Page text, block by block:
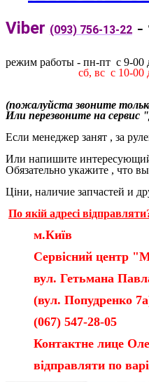
Viber (093) 756-13-22 -
режим работы - пн-пт с 9-00
сб, вс c 10-00
(пожалуйста звоните
Или перезвоните на сервис
Если менеджер занят , за
Или напишите
Обязательно укажите , что
Ціни, наличие запчастей и
По якій адресі
м.Київ
Сервісний центр
вул. Гетьмана
(вул. Попудренко
(067) 547-28-05
Контактне лице
відправляти по